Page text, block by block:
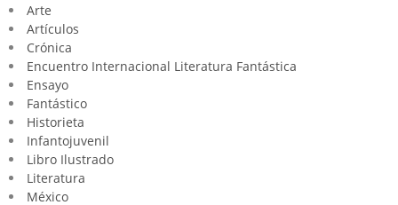
Arte
Artículos
Crónica
Encuentro Internacional Literatura Fantástica
Ensayo
Fantástico
Historieta
Infantojuvenil
Libro Ilustrado
Literatura
México